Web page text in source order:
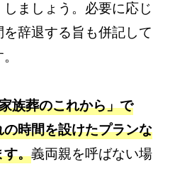
ましょう。必要に応じ
辞退する旨も併記して
族葬のこれから」で
時間を設けたプランな
す。義両親を呼ばない場